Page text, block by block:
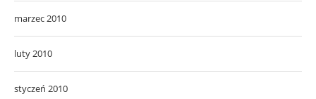
marzec 2010
luty 2010
styczeń 2010